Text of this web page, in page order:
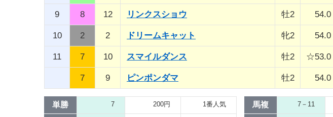
9 8 12 リンクスショウ 牡2 54.0
10 2 2 ドリームキャット 牝2 54.0
11 7 10 スマイルダンス 牡2 ☆53.0
7 9 ピンポンダマ 牡2 54.0
単勝 7 200円 1番人気 馬複 7－11